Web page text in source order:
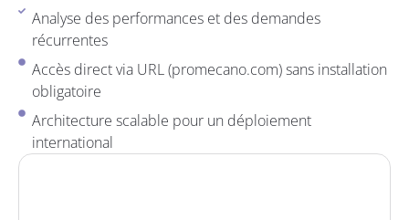
Analyse des performances et des demandes
récurrentes
Accès direct via URL (promecano.com) sans installation
obligatoire
Architecture scalable pour un déploiement
international